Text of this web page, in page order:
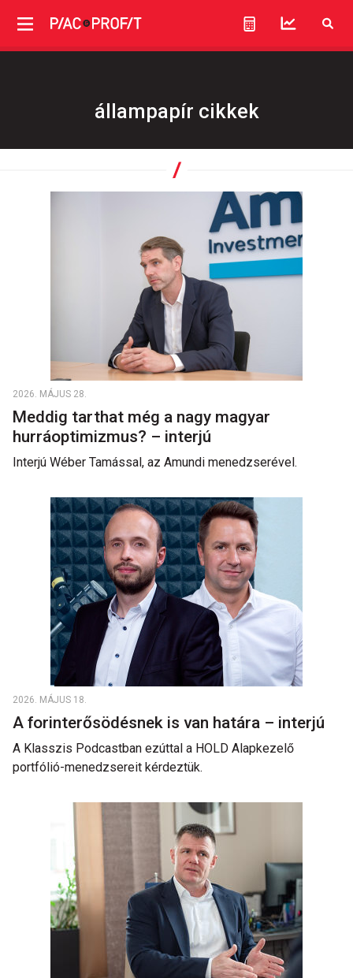
állampapír cikkek
2026. MÁJUS 28.
Meddig tarthat még a nagy magyar
hurráoptimizmus? – interjú
Interjú Wéber Tamással, az Amundi menedzserével.
2026. MÁJUS 18.
A forinterősödésnek is van határa – interjú
A Klasszis Podcastban ezúttal a HOLD Alapkezelő
portfólió-menedzsereit kérdeztük.